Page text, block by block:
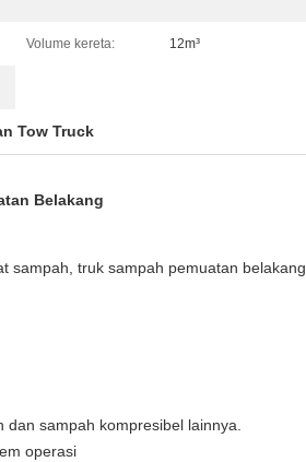
Volume kereta: 12m³
Tow Truck
Belakang
sampah, truk sampah pemuatan
sampah kompresibel lainnya.
operasi